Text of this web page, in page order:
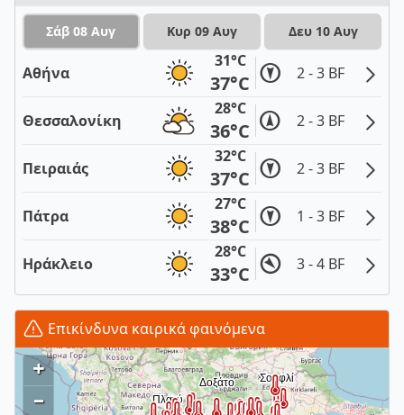
Σάβ 08 Αυγ Κυρ 09 Αυγ Δευ 10 Αυγ
Αθήνα
31°C
37°C 2 - 3 BF
Θεσσαλονίκη
28°C
36°C 2 - 3 BF
Πειραιάς
32°C
37°C 2 - 3 BF
Πάτρα
27°C
38°C 1 - 3 BF
Ηράκλειο
28°C
33°C 3 - 4 BF
Επικίνδυνα καιρικά φαινόμενα
+
–